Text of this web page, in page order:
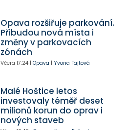
Opava rozšiřuje parkování.
Přibudou nová místa i
změny v parkovacích
zónách
Včera 17:24| Opava | Yvona Fajtová
Malé Hoštice letos
investovaly téměř deset
milionů korun do oprav i
nových staveb